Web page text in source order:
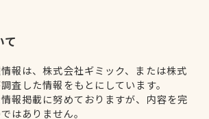
て
報は、株式会社ギミック、または株式
査した情報をもとにしています。
報掲載に努めておりますが、内容を完
はありません。